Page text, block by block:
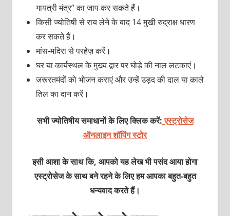
गायत्री मंत्र” का जाप कर सकते हैं।
किसी ज्योतिषी से राय लेने के बाद 14 मुखी रुद्राक्ष धारण
कर सकते हैं।
मांस-मदिरा से परहेज़ करें।
घर या कार्यस्थल के मुख्य द्वार पर घोड़े की नाल लटकाएं।
जरूरतमंदों को भोजन कराएं और उन्हें उड़द की दाल या काले
तिल का दान करें।
सभी ज्योतिषीय समाधानों के लिए क्लिक करें: एस्ट्रोसेज
ऑनलाइन शॉपिंग स्टोर
इसी आशा के साथ कि, आपको यह लेख भी पसंद आया होगा
एस्ट्रोसेज के साथ बने रहने के लिए हम आपका बहुत-बहुत
धन्यवाद करते हैं।